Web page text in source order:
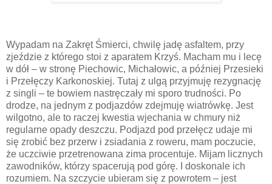
Wypadam na Zakręt Śmierci, chwilę jadę asfaltem, przy
zjeździe z którego stoi z aparatem Krzyś. Macham mu i lecę
w dół – w stronę Piechowic, Michałowic, a później Przesieki
i Przełęczy Karkonoskiej. Tutaj z ulgą przyjmuję rezygnację
z singli – te bowiem nastręczały mi sporo trudności. Po
drodze, na jednym z podjazdów zdejmuję wiatrówkę. Jest
wilgotno, ale to raczej kwestia wjechania w chmury niż
regularne opady deszczu. Podjazd pod przełęcz udaje mi
się zrobić bez przerw i zsiadania z roweru, mam poczucie,
że uczciwie przetrenowana zima procentuje. Mijam licznych
zawodników, którzy spacerują pod górę. I doskonale ich
rozumiem. Na szczycie ubieram się z powrotem – jest